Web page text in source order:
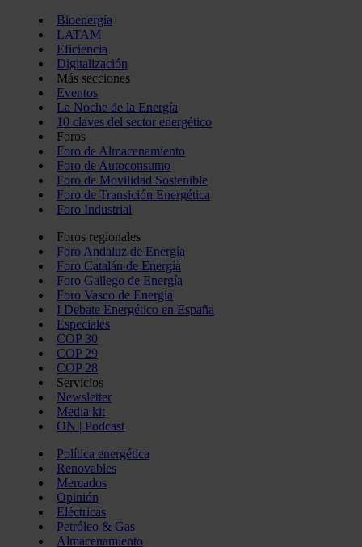
Bioenergía
LATAM
Eficiencia
Digitalización
Más secciones
Eventos
La Noche de la Energía
10 claves del sector energético
Foros
Foro de Almacenamiento
Foro de Autoconsumo
Foro de Movilidad Sostenible
Foro de Transición Energética
Foro Industrial
Foros regionales
Foro Andaluz de Energía
Foro Catalán de Energía
Foro Gallego de Energía
Foro Vasco de Energía
I Debate Energético en España
Especiales
COP 30
COP 29
COP 28
Servicios
Newsletter
Media kit
ON | Podcast
Política energética
Renovables
Mercados
Opinión
Eléctricas
Petróleo & Gas
Almacenamiento